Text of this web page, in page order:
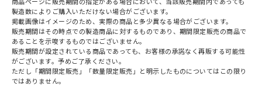
製造数によりご購入いただけない場合がございます。
掲載画像はイメージのため、実際の商品と多少異なる場合がございます。
販売期間はその時点での製造商品に対するものであり、期間限定販売の商品で
あることを示唆するものではございません。
販売期間が設定されている商品であっても、お客様の承諾なく再販する可能性
がございます。予めご了承ください。
ただし「期間限定販売」「数量限定販売」と明示したものについてはこの限り
ではありません。